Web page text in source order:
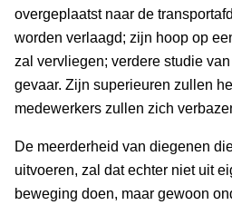
overgeplaatst naar de
worden verlaagd; zijn hoop op
zal vervliegen; verdere studie
gevaar. Zijn superieuren zullen
medewerkers zullen zich
De meerderheid van diegenen
uitvoeren, zal dat echter niet uit
beweging doen, maar gewoon